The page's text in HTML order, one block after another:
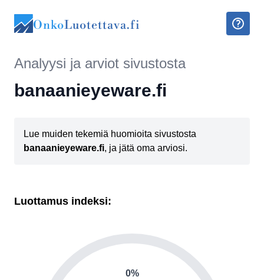
OnkoLuotettava.fi
Analyysi ja arviot sivustosta
banaanieyeware.fi
Lue muiden tekemiä huomioita sivustosta
banaanieyeware.fi, ja jätä oma arviosi.
Luottamus indeksi:
0%